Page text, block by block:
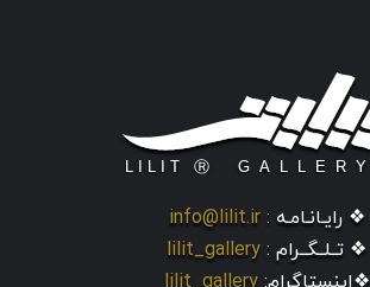
❖ رایـانـامـه : info@lilit.ir
❖ تــلــگــرام : lilit_gallery